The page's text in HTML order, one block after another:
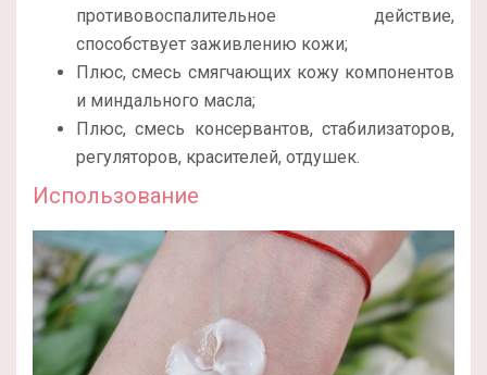
противовоспалительное действие,
способствует заживлению кожи;
Плюс, смесь смягчающих кожу компонентов
и миндального масла;
Плюс, смесь консервантов, стабилизаторов,
регуляторов, красителей, отдушек.
Использование